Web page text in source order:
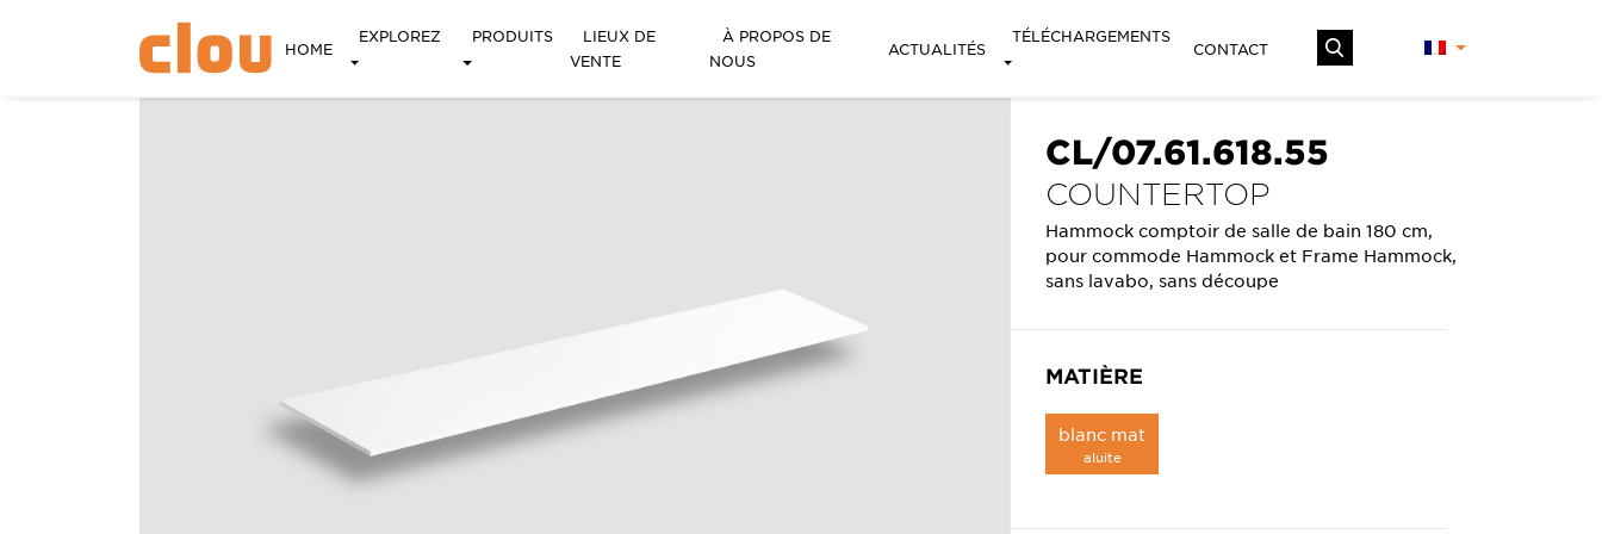
HOME
EXPLOREZ PRODUITS
LIEUX DE
VENTE
À PROPOS DE
NOUS
ACTUALITÉS
TÉLÉCHARGEMENTS
CONTACT
CL/07.61.618.55
COUNTERTOP
Hammock comptoir de salle de bain 180 cm,
pour commode Hammock et Frame Hammock,
sans lavabo, sans découpe
MATIÈRE
blanc mat
aluite